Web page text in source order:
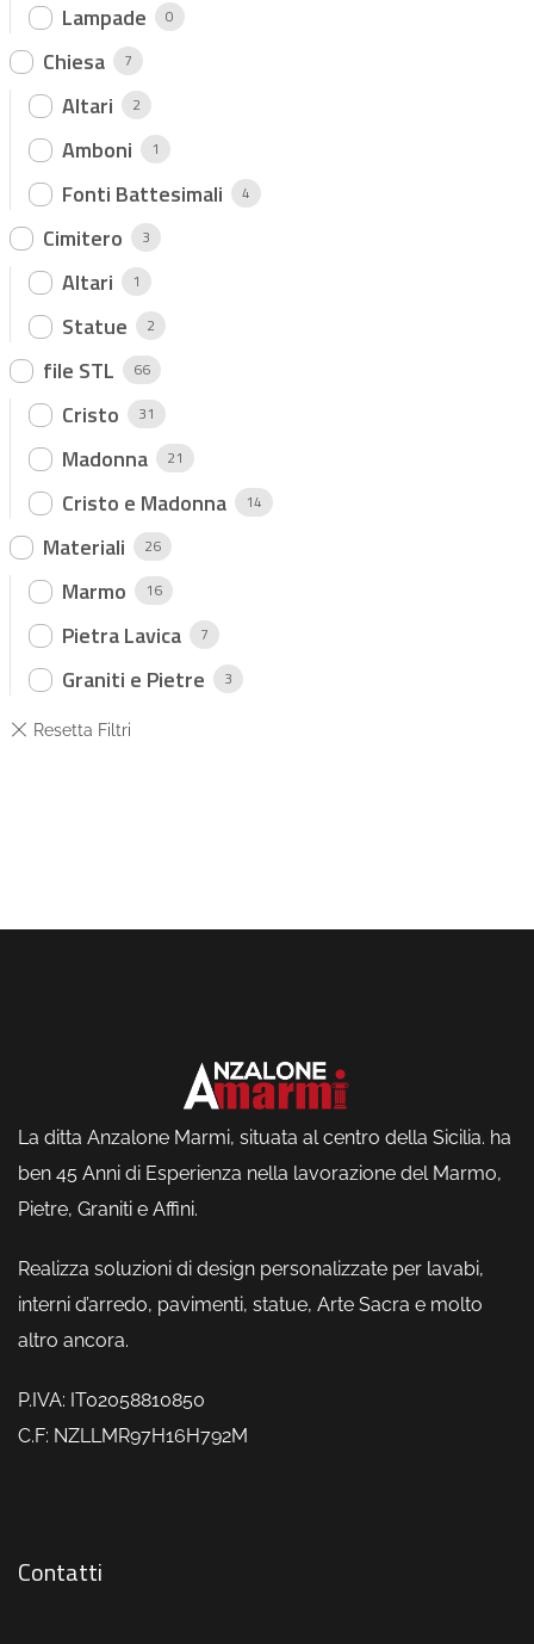
Lampade 0
Chiesa 7
Altari 2
Amboni 1
Fonti Battesimali 4
Cimitero 3
Altari 1
Statue 2
file STL 66
Cristo 31
Madonna 21
Cristo e Madonna 14
Materiali 26
Marmo 16
Pietra Lavica 7
Graniti e Pietre 3
La ditta Anzalone Marmi, situata al centro della Sicilia. ha
ben 45 Anni di Esperienza nella lavorazione del Marmo,
Pietre, Graniti e Affini.
Realizza soluzioni di design personalizzate per lavabi,
interni d’arredo, pavimenti, statue, Arte Sacra e molto
altro ancora.
P.IVA: IT02058810850
C.F: NZLLMR97H16H792M
Contatti